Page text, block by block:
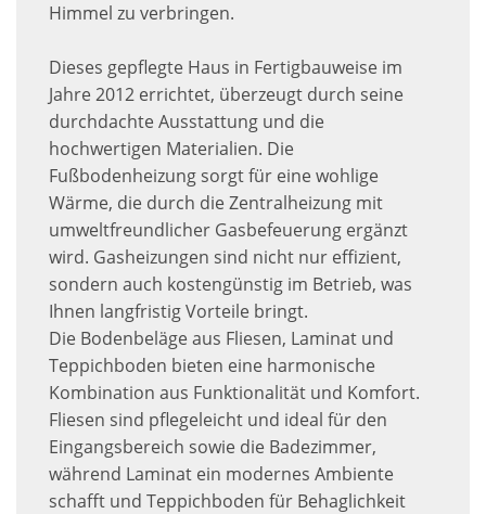
Himmel zu verbringen.
Dieses gepflegte Haus in Fertigbauweise im
Jahre 2012 errichtet, überzeugt durch seine
durchdachte Ausstattung und die
hochwertigen Materialien. Die
Fußbodenheizung sorgt für eine wohlige
Wärme, die durch die Zentralheizung mit
umweltfreundlicher Gasbefeuerung ergänzt
wird. Gasheizungen sind nicht nur effizient,
sondern auch kostengünstig im Betrieb, was
Ihnen langfristig Vorteile bringt.
Die Bodenbeläge aus Fliesen, Laminat und
Teppichboden bieten eine harmonische
Kombination aus Funktionalität und Komfort.
Fliesen sind pflegeleicht und ideal für den
Eingangsbereich sowie die Badezimmer,
während Laminat ein modernes Ambiente
schafft und Teppichboden für Behaglichkeit